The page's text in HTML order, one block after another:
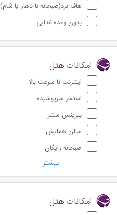
هاف برد(صبحانه با ناهار یا شام)
بدون وعده غذایی
امکانات هتل
اینترنت با سرعت بالا
استخر سرپوشیده
بیزینس سنتر
سالن همایش
صبحانه رایگان
بیشتر
امکانات هتل